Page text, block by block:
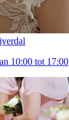
10:00 tot 17:00